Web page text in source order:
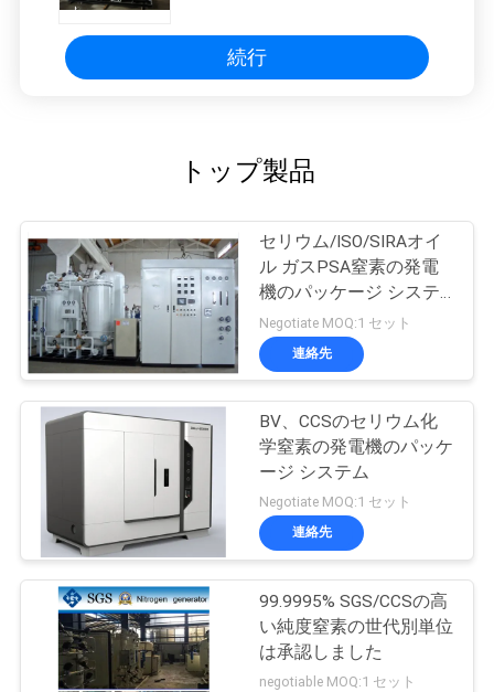
続行
トップ製品
セリウム/ISO/SIRAオイ
ル ガスPSA窒素の発電
機のパッケージ システ
ム
Negotiate MOQ:1 セット
連絡先
BV、CCSのセリウム化
学窒素の発電機のパッケ
ージ システム
Negotiate MOQ:1 セット
連絡先
99.9995% SGS/CCSの高
い純度窒素の世代別単位
は承認しました
negotiable MOQ:1 セット